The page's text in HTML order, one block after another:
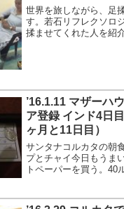
世界を旅しながら、足
す。若石リフレクソロ
揉ませてくれた人を紹
た。ありがとうござい
’16.1.11 マザーハ
ア登録 インド4日
ヶ月と11日目）
サンタナコルカタの朝
プとチャイ今日もうま
トペーパーを買う。40
う。そのあと、スーパ
に行きジュースとお菓